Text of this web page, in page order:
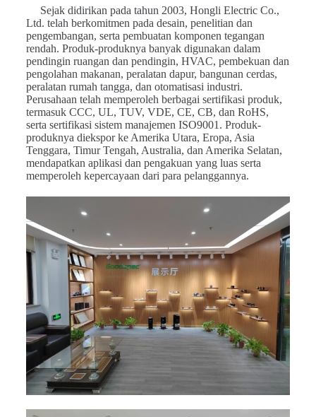
Sejak didirikan pada tahun 2003, Hongli Electric Co.,
Ltd. telah berkomitmen pada desain, penelitian dan
pengembangan, serta pembuatan komponen tegangan
rendah. Produk-produknya banyak digunakan dalam
pendingin ruangan dan pendingin, HVAC, pembekuan dan
pengolahan makanan, peralatan dapur, bangunan cerdas,
peralatan rumah tangga, dan otomatisasi industri.
Perusahaan telah memperoleh berbagai sertifikasi produk,
termasuk CCC, UL, TUV, VDE, CE, CB, dan RoHS,
serta sertifikasi sistem manajemen ISO9001. Produk-
produknya diekspor ke Amerika Utara, Eropa, Asia
Tenggara, Timur Tengah, Australia, dan Amerika Selatan,
mendapatkan aplikasi dan pengakuan yang luas serta
memperoleh kepercayaan dari para pelanggannya.